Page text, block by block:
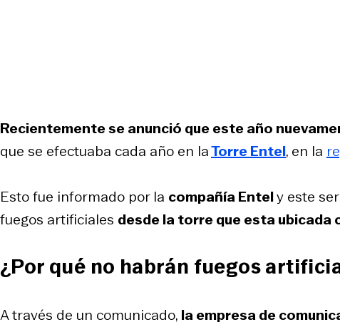
Recientemente se anunció que este año
que se efectuaba cada año en laTorre Entel, en la
Esto fue informado por la compañía Entely este
fuegos artificiales desde la torre que esta ubicada
¿Por qué no habrán fuegos
A través de un comunicado, la empresa de